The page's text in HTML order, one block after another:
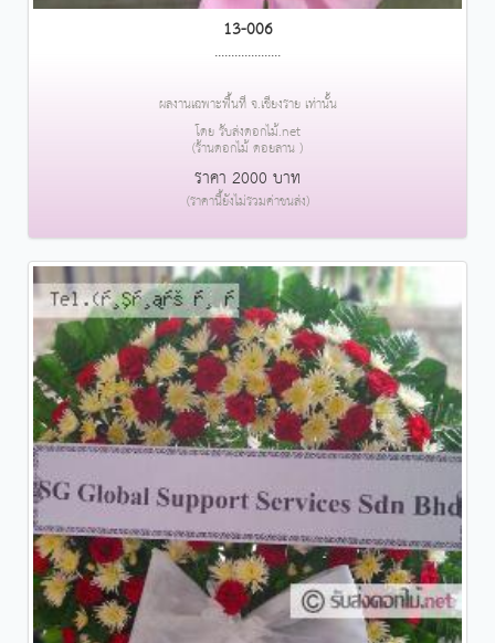
13-006
....................
ผลงานเฉพาะพื้นที่ จ.เชียงราย เท่านั้น
โดย รับส่งดอกไม้.net
(ร้านดอกไม้ ดอยลาน )
ราคา 2000 บาท
(ราคานี้ยังไม่รวมค่าขนส่ง)